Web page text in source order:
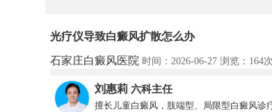
光疗仪导致白癜风扩散怎么办
石家庄白癜风医院 时间：2026-06-27 浏览： 164次
刘惠莉 六科主任
擅长儿童白癜风，肢端型、局限型白癜风诊